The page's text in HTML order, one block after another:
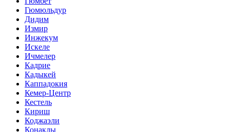
Гюмюльдур
Дидим
Измир
Инжекум
Искеле
Ичмелер
Кадрие
Кадыкей
Каппадокия
Кемер-Центр
Кестель
Кириш
Коджаэли
Конаклы